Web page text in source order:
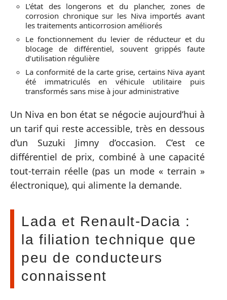
L’état des longerons et du plancher, zones de
corrosion chronique sur les Niva importés avant
les traitements anticorrosion améliorés
Le fonctionnement du levier de réducteur et du
blocage de différentiel, souvent grippés faute
d’utilisation régulière
La conformité de la carte grise, certains Niva ayant
été immatriculés en véhicule utilitaire puis
transformés sans mise à jour administrative
Un Niva en bon état se négocie aujourd’hui à
un tarif qui reste accessible, très en dessous
d’un Suzuki Jimny d’occasion. C’est ce
différentiel de prix, combiné à une capacité
tout-terrain réelle (pas un mode « terrain »
électronique), qui alimente la demande.
Lada et Renault-Dacia :
la filiation technique que
peu de conducteurs
connaissent